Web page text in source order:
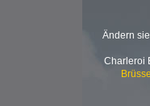
Ändern
Charleroi